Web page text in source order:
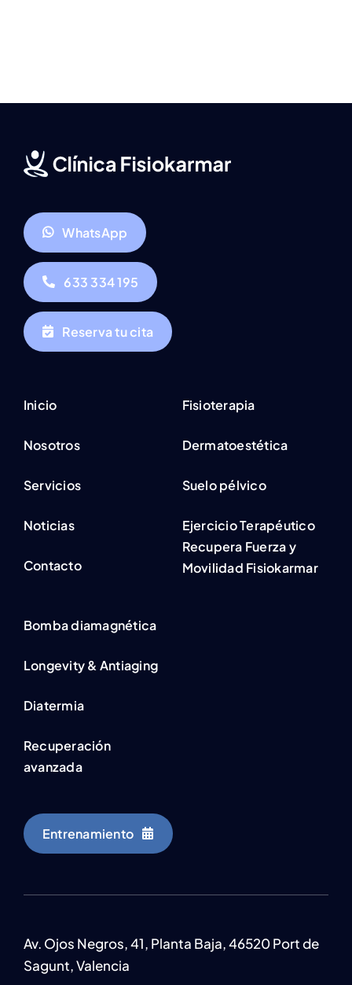
WhatsApp
633 334 195
Reserva tu cita
Inicio
Nosotros
Servicios
Noticias
Contacto
Fisioterapia
Dermatoestética
Suelo pélvico
Ejercicio Terapéutico
Recupera Fuerza y
Movilidad Fisiokarmar
Bomba diamagnética
Longevity & Antiaging
Diatermia
Recuperación
avanzada
Entrenamiento
Av. Ojos Negros, 41, Planta Baja, 46520 Port de
Sagunt, Valencia